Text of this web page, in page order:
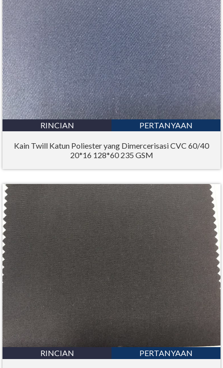
RINCIAN PERTANYAAN
Kain Twill Katun Poliester yang Dimercerisasi CVC 60/40
20*16 128*60 235 GSM
RINCIAN PERTANYAAN